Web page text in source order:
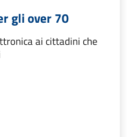
gli over 70
ai cittadini che